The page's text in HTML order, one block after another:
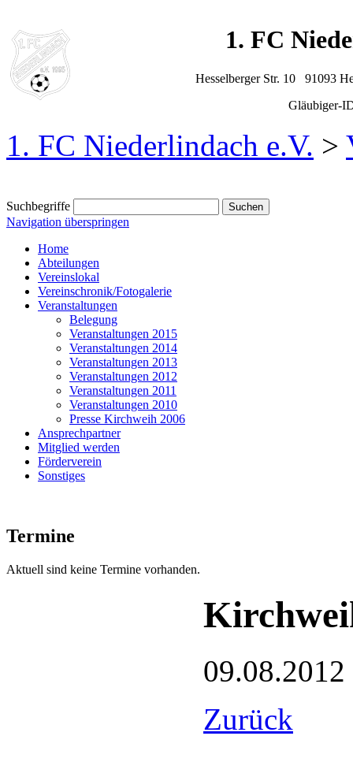
1. FC
Hesselberger Str. 10 91093
Gläubiger-
1. FC Niederlindach e.V. >
Suchbegriffe
Navigation überspringen
Home
Abteilungen
Vereinslokal
Vereinschronik/Fotogalerie
Veranstaltungen
Belegung
Veranstaltungen 2015
Veranstaltungen 2014
Veranstaltungen 2013
Veranstaltungen 2012
Veranstaltungen 2011
Veranstaltungen 2010
Presse Kirchweih 2006
Ansprechpartner
Mitglied werden
Förderverein
Sonstiges
Termine
Aktuell sind keine Termine vorhanden.
09.08.2012
Zurück